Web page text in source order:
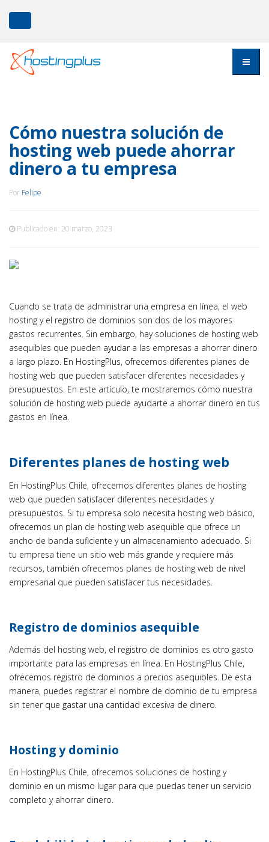
Cómo nuestra solución de
hosting web puede ahorrar
dinero a tu empresa
Por Felipe
Publicado en: 20 marzo, 2023
Cuando se trata de administrar una empresa en línea, el web
hosting y el registro de dominios son dos de los mayores
gastos recurrentes. Sin embargo, hay soluciones de hosting web
asequibles que pueden ayudar a las empresas a ahorrar dinero
a largo plazo. En HostingPlus, ofrecemos diferentes planes de
hosting web que pueden satisfacer diferentes necesidades y
presupuestos. En este artículo, te mostraremos cómo nuestra
solución de hosting web puede ayudarte a ahorrar dinero en tus
gastos en línea.
Diferentes planes de hosting web
En HostingPlus Chile, ofrecemos diferentes planes de hosting
web que pueden satisfacer diferentes necesidades y
presupuestos. Si tu empresa solo necesita hosting web básico,
ofrecemos un plan de hosting web asequible que ofrece un
ancho de banda suficiente y un almacenamiento adecuado. Si
tu empresa tiene un sitio web más grande y requiere más
recursos, también ofrecemos planes de hosting web de nivel
empresarial que pueden satisfacer tus necesidades.
Registro de dominios asequible
Además del hosting web, el registro de dominios es otro gasto
importante para las empresas en línea. En HostingPlus Chile,
ofrecemos registro de dominios a precios asequibles. De esta
manera, puedes registrar el nombre de dominio de tu empresa
sin tener que gastar una cantidad excesiva de dinero.
Hosting y dominio
En HostingPlus Chile, ofrecemos soluciones de hosting y
dominio en un mismo lugar para que puedas tener un servicio
completo y ahorrar dinero.